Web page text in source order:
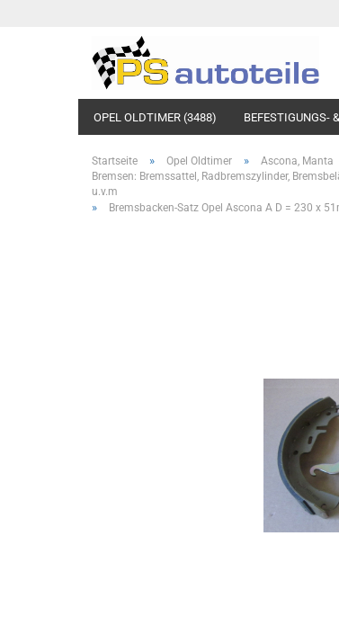
OPEL OLDTIMER (3488) BEFESTIGUNGS-
Startseite » Opel Oldtimer » Ascona, Manta
Bremsen: Bremssattel, Radbremszylinder,
u.v.m
» Bremsbacken-Satz Opel Ascona A D = 230 x